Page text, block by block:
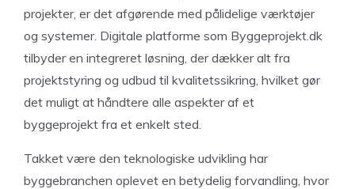
projekter, er det afgørende med pålidelige værktøjer
og systemer. Digitale platforme som Byggeprojekt.dk
tilbyder en integreret løsning, der dækker alt fra
projektstyring og udbud til kvalitetssikring, hvilket gør
det muligt at håndtere alle aspekter af et
byggeprojekt fra et enkelt sted.
Takket være den teknologiske udvikling har
byggebranchen oplevet en betydelig forvandling, hvor